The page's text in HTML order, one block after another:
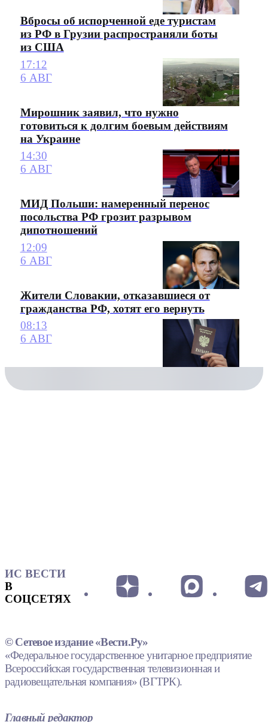
Вбросы об испорченной еде туристам
из РФ в Грузии распространяли боты
из США
17:12
6 АВГ
Мирошник заявил, что нужно
готовиться к долгим боевым действиям
на Украине
14:30
6 АВГ
МИД Польши: намеренный перенос
посольства РФ грозит разрывом
дипотношений
12:09
6 АВГ
Жители Словакии, отказавшиеся от
гражданства РФ, хотят его вернуть
08:13
6 АВГ
ИС ВЕСТИ
В
СОЦСЕТЯХ
© Сетевое издание «Вести.Ру»
«Федеральное государственное унитарное предприятие
Всероссийская государственная телевизионная и
радиовещательная компания» (ВГТРК).
Главный редактор